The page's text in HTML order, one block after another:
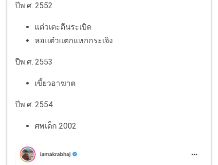
ปีพ.ศ. 2552
แต๋วเตะตีนระเบิด
หอแต๋วแตกแหกกระเจิง
ปีพ.ศ. 2553
เขี้ยวอาฆาต
ปีพ.ศ. 2554
ศพเด็ก 2002